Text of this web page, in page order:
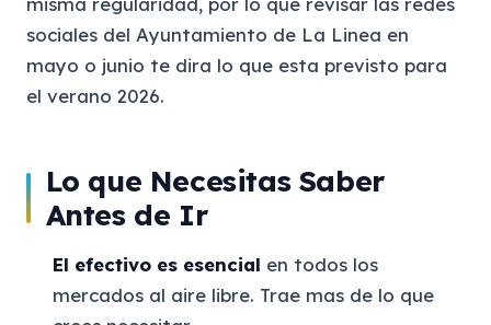
sociales del Ayuntamiento de La Linea en
mayo o junio te dira lo que esta previsto para
el verano 2026.
Lo que Necesitas Saber
Antes de Ir
El efectivo es esencial en todos los
mercados al aire libre. Trae mas de lo que